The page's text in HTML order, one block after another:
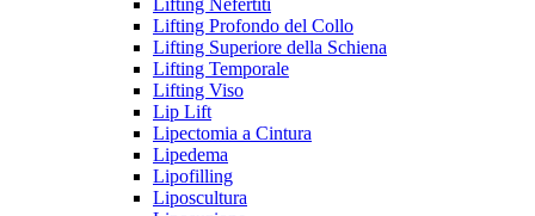
Lifting Profondo del Collo
Lifting Superiore della Schiena
Lifting Temporale
Lifting Viso
Lip Lift
Lipectomia a Cintura
Lipedema
Lipofilling
Liposcultura